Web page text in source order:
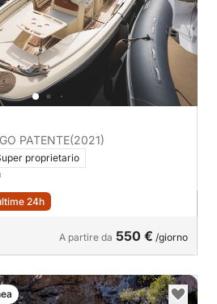
PATENTE(2021)
proprietario
24h
A partire da 550 € /giorno